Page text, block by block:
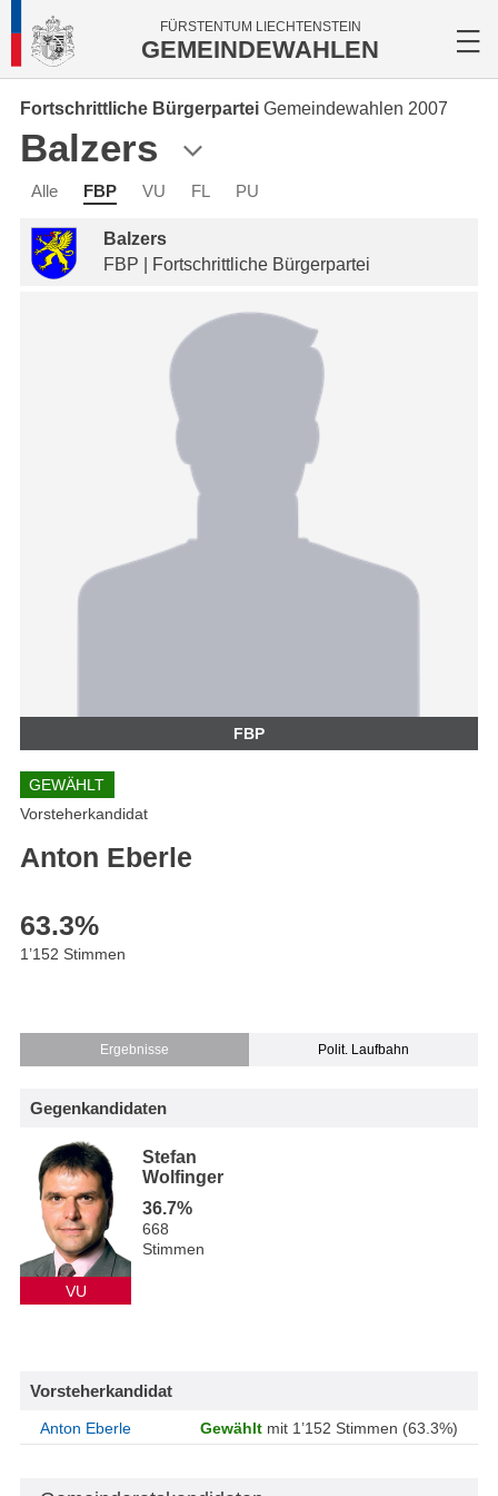
FÜRSTENTUM LIECHTENSTEIN
GEMEINDEWAHLEN
Fortschrittliche Bürgerpartei Gemeindewahlen 2007
Balzers
Alle FBP VU FL PU
Balzers
FBP | Fortschrittliche Bürgerpartei
FBP
GEWÄHLT
Vorsteherkandidat
Anton Eberle
63.3%
1’152 Stimmen
Ergebnisse Polit. Laufbahn
Gegenkandidaten
VU
Stefan
Wolfinger
36.7%
668
Stimmen
Vorsteherkandidat
Anton Eberle Gewählt mit 1’152 Stimmen (63.3%)